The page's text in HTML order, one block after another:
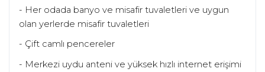
- Her odada banyo ve misafir tuvaletleri ve uygun
olan yerlerde misafir tuvaletleri
- Çift camlı pencereler
- Merkezi uydu anteni ve yüksek hızlı internet erişimi